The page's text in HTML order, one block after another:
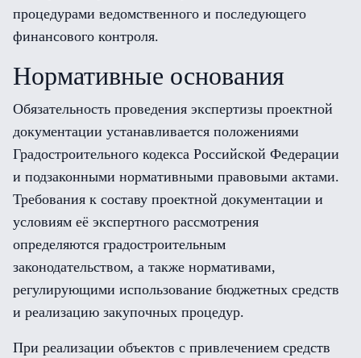
процедурами ведомственного и последующего
финансового контроля.
Нормативные основания
Обязательность проведения экспертизы проектной
документации устанавливается положениями
Градостроительного кодекса Российской Федерации
и подзаконными нормативными правовыми актами.
Требования к составу проектной документации и
условиям её экспертного рассмотрения
определяются градостроительным
законодательством, а также нормативами,
регулирующими использование бюджетных средств
и реализацию закупочных процедур.
При реализации объектов с привлечением средств